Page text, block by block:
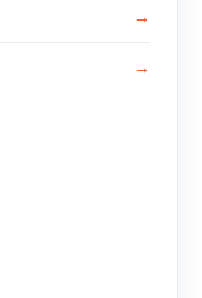
→
→